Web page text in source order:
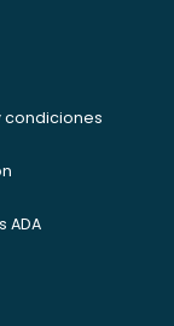
condiciones
ADA